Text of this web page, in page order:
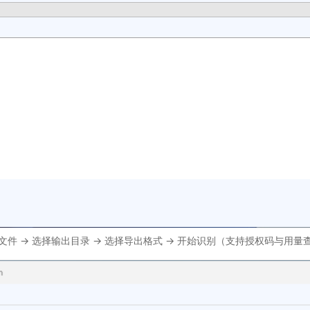
件 → 选择输出目录 → 选择导出格式 → 开始识别（支持授权码与用量